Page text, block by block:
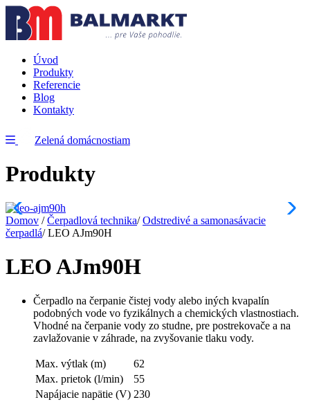
Úvod
Produkty
Referencie
Blog
Kontakty
Zelená domácnostiam
Produkty
Domov / Čerpadlová technika/ Odstredivé a samonasávacie
čerpadlá/ LEO AJm90H
LEO AJm90H
Čerpadlo na čerpanie čistej vody alebo iných kvapalín
podobných vode vo fyzikálnych a chemických vlastnostiach.
Vhodné na čerpanie vody zo studne, pre postrekovače a na
zavlažovanie v záhrade, na zvyšovanie tlaku vody.
Max. výtlak (m)
62
Max. prietok (l/min)
55
Napájacie napätie (V) 230